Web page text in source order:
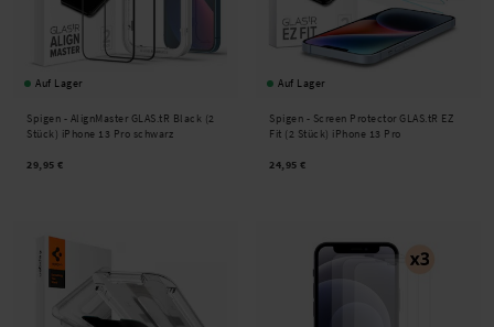
Auf Lager
Spigen - AlignMaster GLAS.tR Black (2
Stück) iPhone 13 Pro schwarz
29,95 €
Auf Lager
Spigen - Screen Protector GLAS.tR EZ
Fit (2 Stück) iPhone 13 Pro
24,95 €